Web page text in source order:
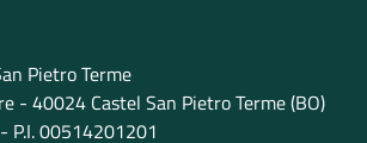
Pietro Terme
- 40024 Castel San Pietro Terme (BO)
P.I. 00514201201